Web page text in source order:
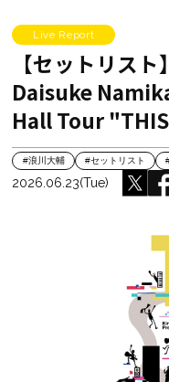
Live Report
【セットリス
Daisuke
Hall Tour
#浪川大輔 #セットリスト
2026.06.23(Tue)